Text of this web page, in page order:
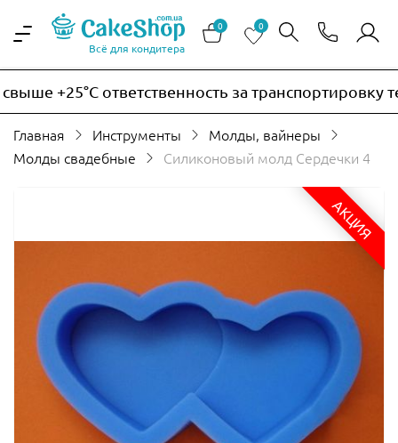
Всё для кондитера
0 0
+25°C ответственность за транспортировку
Главная Инструменты
Молды, вайнеры
Молды свадебные
Силиконовый молд Сердечки 4
АКЦИЯ